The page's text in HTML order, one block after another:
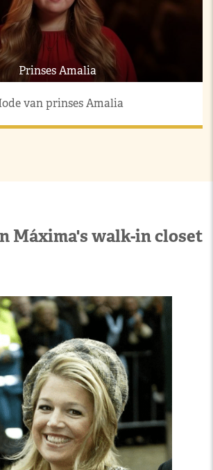
Prinses Amalia
van prinses Amalia
Máxima's walk-in closet